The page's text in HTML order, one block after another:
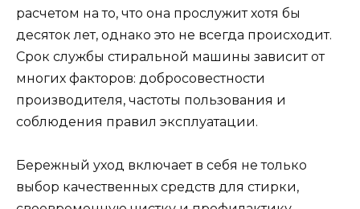
расчетом на то, что она прослужит хотя бы
десяток лет, однако это не всегда происходит.
Срок службы стиральной машины зависит от
многих факторов: добросовестности
производителя, частоты пользования и
соблюдения правил эксплуатации.
Бережный уход включает в себя не только
выбор качественных средств для стирки,